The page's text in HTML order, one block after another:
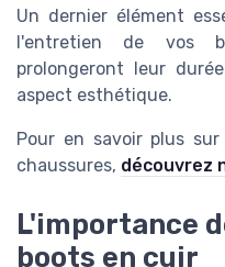
Un dernier élément
l'entretien de vos
prolongeront leur
aspect esthétique.
Pour en savoir plus
chaussures, découvrez
L'importance
boots en cuir